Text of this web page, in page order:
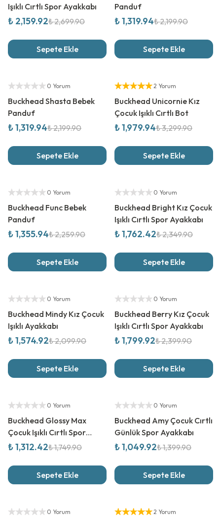
Işıklı Cırtlı Spor Ayakkabı
₺ 2,159.92₺ 2,699.90
Sepete Ekle
Panduf
₺ 1,319.94₺ 2,199.90
Sepete Ekle
Yetkili Satıcı
0 Yorum
Buckhead Shasta Bebek
Panduf
₺ 1,319.94₺ 2,199.90
Sepete Ekle
Yetkili Satıcı
2 Yorum
Buckhead Unicornie Kız
Çocuk Işıklı Cırtlı Bot
₺ 1,979.94₺ 3,299.90
Sepete Ekle
Yetkili Satıcı
0 Yorum
Buckhead Func Bebek
Panduf
₺ 1,355.94₺ 2,259.90
Sepete Ekle
Yetkili Satıcı
0 Yorum
Buckhead Bright Kız Çocuk
Işıklı Cırtlı Spor Ayakkabı
₺ 1,762.42₺ 2,349.90
Sepete Ekle
Yetkili Satıcı
0 Yorum
Buckhead Mindy Kız Çocuk
Işıklı Ayakkabı
₺ 1,574.92₺ 2,099.90
Sepete Ekle
Yetkili Satıcı
0 Yorum
Buckhead Berry Kız Çocuk
Işıklı Cırtlı Spor Ayakkabı
₺ 1,799.92₺ 2,399.90
Sepete Ekle
Yetkili Satıcı
0 Yorum
Buckhead Glossy Max
Çocuk Işıklı Cırtlı Spor
Ayakkabı
₺ 1,312.42₺ 1,749.90
Sepete Ekle
Yetkili Satıcı
0 Yorum
Buckhead Amy Çocuk Cırtlı
Günlük Spor Ayakkabı
₺ 1,049.92₺ 1,399.90
Sepete Ekle
Yetkili Satıcı
0 Yorum
Yetkili Satıcı
2 Yorum